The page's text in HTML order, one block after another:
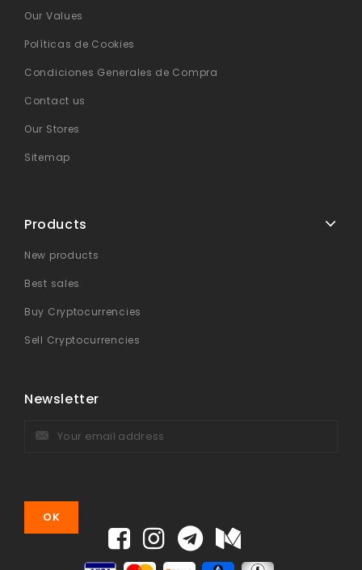
Our Values
Políticas de Cookies
Condiciones Generales de Compra
Contact us
Our Stores
Sitemap
Products
New products
Best sales
Buy Cryptocurrencies
Sell Cryptocurrencies
Newsletter